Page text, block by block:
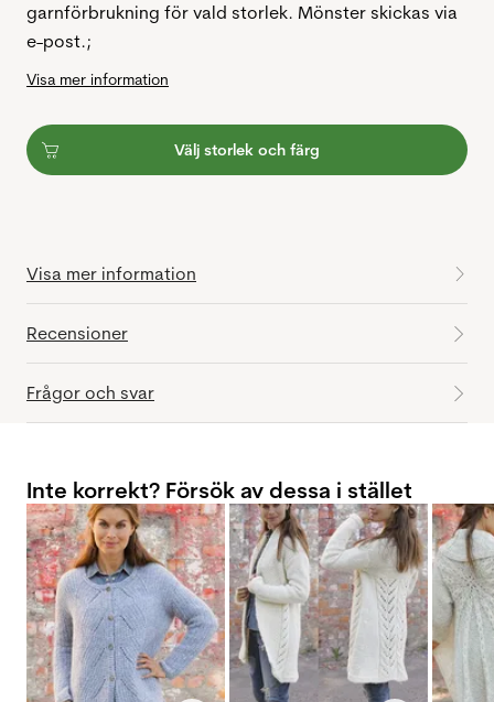
garnförbrukning för vald storlek. Mönster skickas via
e-post.;
Visa mer information
Välj storlek och färg
Visa mer information
Recensioner
Frågor och svar
Inte korrekt? Försök av dessa i stället